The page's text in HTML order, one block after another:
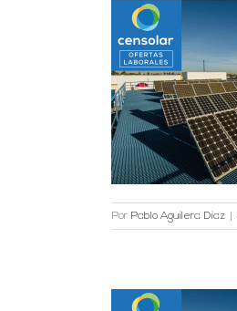
Por Pablo Aguilera Diaz